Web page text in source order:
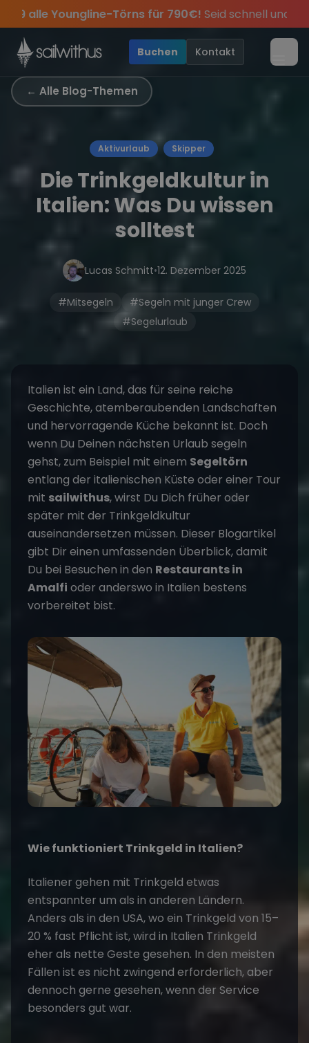
Skip to content
für 790€!Seid schnell und sichert euch die letzten
Sichere Dir jetztDein Meilenbuch und Deine
Angebote mehr Sowie20€ Rabatt auf deinen
sei dabei. Season Closing Party 2026!Die
Buchen Kontakt
← Alle Blog-Themen
Aktivurlaub Skipper
Die Trinkgeldkultur in
Italien: Was Du wissen
solltest
Lucas Schmitt•12. Dezember 2025
#Mitsegeln
#Segeln mit junger Crew
#Segelurlaub
Italien ist ein Land, das für seine reiche
Geschichte, atemberaubenden Landschaften
und hervorragende Küche bekannt ist. Doch
wenn Du Deinen nächsten Urlaub segeln
gehst, zum Beispiel mit einem Segeltörn
entlang der italienischen Küste oder einer Tour
mit sailwithus, wirst Du Dich früher oder
später mit der Trinkgeldkultur
auseinandersetzen müssen. Dieser Blogartikel
gibt Dir einen umfassenden Überblick, damit
Du bei Besuchen in den Restaurants in
Amalfi oder anderswo in Italien bestens
vorbereitet bist.
Wie funktioniert Trinkgeld in Italien?
Italiener gehen mit Trinkgeld etwas
entspannter um als in anderen Ländern.
Anders als in den USA, wo ein Trinkgeld von 15–
20 % fast Pflicht ist, wird in Italien Trinkgeld
eher als nette Geste gesehen. In den meisten
Fällen ist es nicht zwingend erforderlich, aber
dennoch gerne gesehen, wenn der Service
besonders gut war.